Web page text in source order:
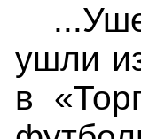
ушли
в